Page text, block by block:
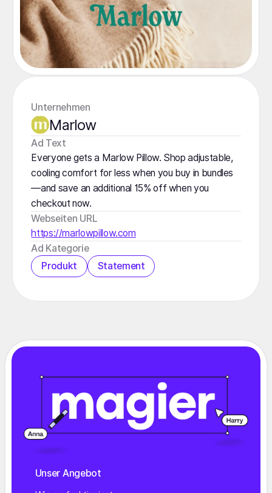
Unternehmen
Marlow
️Ad Text
Everyone gets a Marlow Pillow. Shop adjustable,
cooling comfort for less when you buy in bundles
—and save an additional 15% off when you
checkout now.
Webseiten URL
https://marlowpillow.com
Ad Kategorie
Produkt
Statement
Unser Angebot